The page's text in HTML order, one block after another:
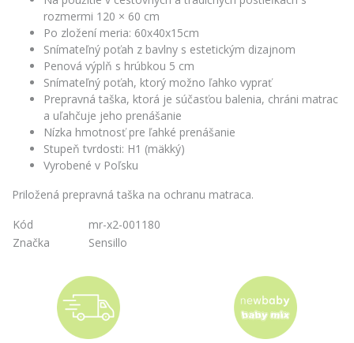
rozmermi 120 × 60 cm
Po zložení meria: 60x40x15cm
Snímateľný poťah z bavlny s estetickým dizajnom
Penová výplň s hrúbkou 5 cm
Snímateľný poťah, ktorý možno ľahko vyprať
Prepravná taška, ktorá je súčasťou balenia, chráni matrac
a uľahčuje jeho prenášanie
Nízka hmotnosť pre ľahké prenášanie
Stupeň tvrdosti: H1 (mäkký)
Vyrobené v Poľsku
Priložená prepravná taška na ochranu matraca.
Kód
mr-x2-001180
Značka
Sensillo